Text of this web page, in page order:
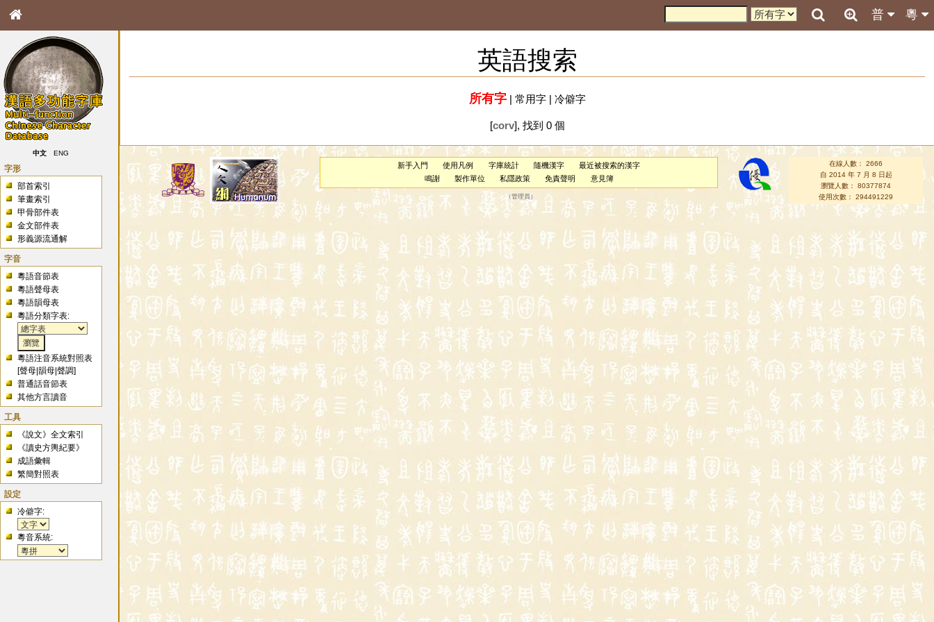
粵
普
中文 ENG
字形
部首索引
筆畫索引
甲骨部件表
金文部件表
形義源流通解
字音
粵語音節表
粵語聲母表
粵語韻母表
粵語分類字表:
粵語注音系統對照表
[聲母 |韻母 |聲調]
普通話音節表
其他方言讀音
工具
《說文》全文索引
《讀史方輿紀要》
成語彙輯
繁簡對照表
設定
冷僻字:
粵音系統:
英語搜索
所有字| 常用字| 冷僻字
[corv], 找到 0 個
新手入門 使用凡例 字庫統計 隨機漢字
最近被搜索的漢字
鳴謝
製作單位 私隱政策 免責聲明 意見簿
（管理員 ）
在線人數： 2666
自 2014 年 7 月 8 日起
瀏覽人數： 80377874
使用次數： 294491229